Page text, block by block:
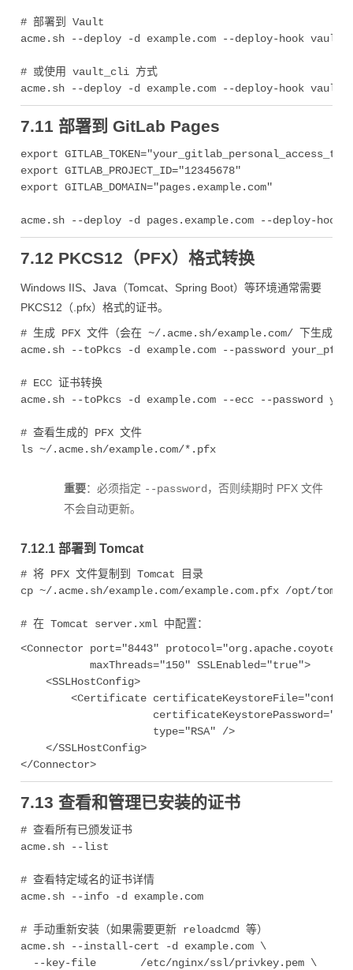
# 部署到 Vault
acme.sh --deploy -d example.com --deploy-hook vault
# 或使用 vault_cli 方式
7.11 部署到 GitLab Pages
export
export GITLAB_PROJECT_ID="12345678"
export GITLAB_DOMAIN="pages.example.com"
7.12 PKCS12（PFX）格式转换
Windows IIS、Java（Tomcat、Spring Boot）等环境通常需要
PKCS12（.pfx）格式的证书。
# 生成 PFX 文件（会在 ~/.acme.sh/example.com/ 下生成
acme.sh --toPkcs -d example.com --password
# ECC 证书转换
acme.sh --toPkcs -d example.com --ecc --password
# 查看生成的 PFX 文件
重要：必须指定 --password ，否则续期时 PFX 文件
不会自动更新。
7.12.1 部署到 Tomcat
# 将 PFX 文件复制到 Tomcat 目录
cp ~/.acme.sh/example.com/example.com.pfx /opt/
<Connector port="8443"
           maxThreads="150" SSLEnabled="true">
    <SSLHostConfig>
<Certificate certificateKeystoreFile="conf/
                     type="RSA" />
    </SSLHostConfig>
7.13 查看和管理已安装的证书
# 查看所有已颁发证书
acme.sh --list
# 查看特定域名的证书详情
acme.sh --info -d example.com
# 手动重新安装（如果需要更新 reloadcmd 等）
acme.sh --install-cert -d example.com \
  --key-file       /etc/nginx/ssl/privkey.pem \